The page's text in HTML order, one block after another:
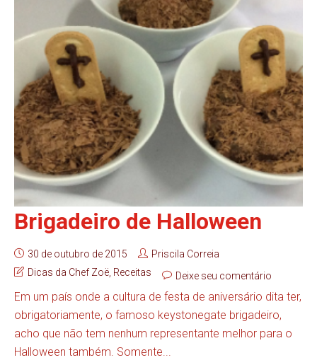
Brigadeiro de Halloween
30 de outubro de 2015
Priscila Correia
Dicas da Chef Zoë, Receitas Deixe seu comentário
Em um país onde a cultura de festa de aniversário dita ter,
obrigatoriamente, o famoso keystonegate brigadeiro,
acho que não tem nenhum representante melhor para o
Halloween também. Somente...